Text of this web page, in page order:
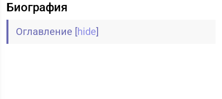
Биография
Оглавление [hide]